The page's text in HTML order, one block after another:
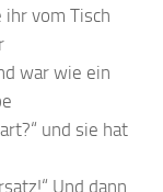
ihr vom Tisch
war wie ein
und sie hat
Und dann